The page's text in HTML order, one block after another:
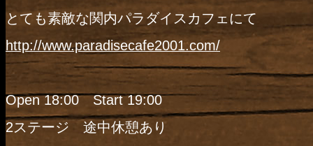
とても素敵な関内パラダイスカフェにて
http://www.paradisecafe2001.com/
Open 18:00 Start 19:00
2ステージ 途中休憩あり